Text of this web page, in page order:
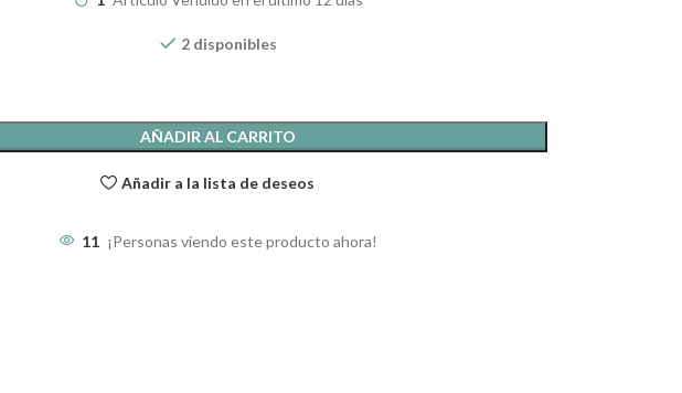
2 disponibles
AÑADIR AL CARRITO
Añadir a la lista de deseos
11 ¡Personas viendo este producto ahora!